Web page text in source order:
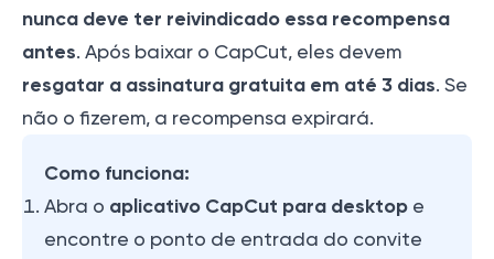
nunca deve ter reivindicado essa recompensa
antes. Após baixar o CapCut, eles devem
resgatar a assinatura gratuita em até 3 dias. Se
não o fizerem, a recompensa expirará.
Como funciona:
Abra o aplicativo CapCut para desktop e
encontre o ponto de entrada do convite